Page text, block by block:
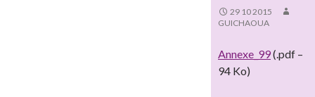
29 10 2015
GUICHAOUA
Annexe_99(.pdf –
94 Ko)